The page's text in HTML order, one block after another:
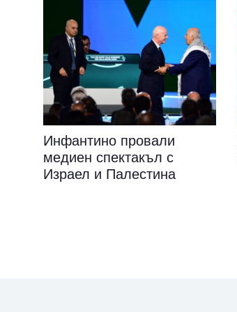
Инфантино провали
медиен спектакъл с
Израел и Палестина